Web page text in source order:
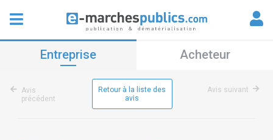
Entreprise Acheteur
Avis
précédent
Retour à la liste des
avis
Avis suivant